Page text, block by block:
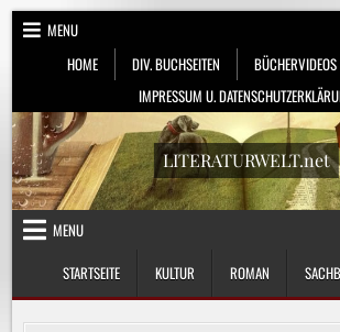
Skip
MENU
HOME
DIV. BUCHSEITEN BÜCHERVIDEOS
IMPRESSUM U.
LITERATURWELT.net
MENU
STARTSEITE
KULTUR ROMAN